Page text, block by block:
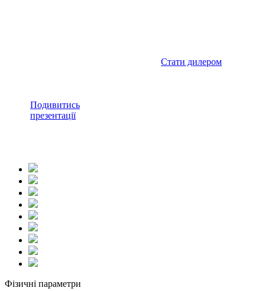
Подивитись
презентації
Стати дилером
Фізичні параметри